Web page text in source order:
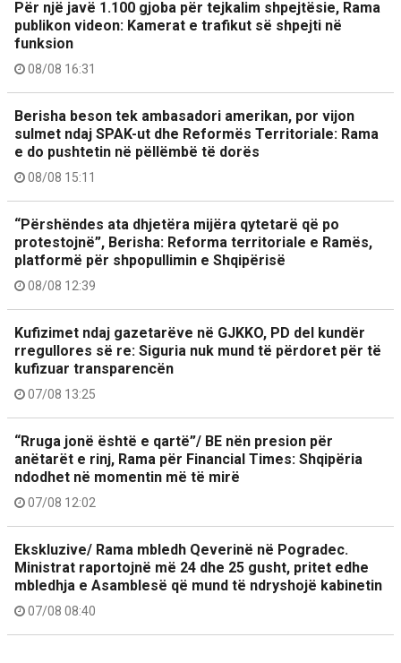
Për një javë 1.100 gjoba për tejkalim shpejtësie, Rama
publikon videon: Kamerat e trafikut së shpejti në
funksion
08/08 16:31
Berisha beson tek ambasadori amerikan, por vijon
sulmet ndaj SPAK-ut dhe Reformës Territoriale: Rama
e do pushtetin në pëllëmbë të dorës
08/08 15:11
“Përshëndes ata dhjetëra mijëra qytetarë që po
protestojnë”, Berisha: Reforma territoriale e Ramës,
platformë për shpopullimin e Shqipërisë
08/08 12:39
Kufizimet ndaj gazetarëve në GJKKO, PD del kundër
rregullores së re: Siguria nuk mund të përdoret për të
kufizuar transparencën
07/08 13:25
“Rruga jonë është e qartë”/ BE nën presion për
anëtarët e rinj, Rama për Financial Times: Shqipëria
ndodhet në momentin më të mirë
07/08 12:02
Ekskluzive/ Rama mbledh Qeverinë në Pogradec.
Ministrat raportojnë më 24 dhe 25 gusht, pritet edhe
mbledhja e Asamblesë që mund të ndryshojë kabinetin
07/08 08:40